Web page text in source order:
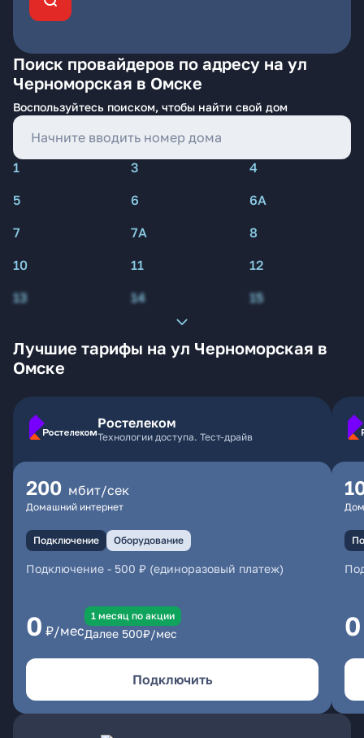
Поиск провайдеров по адресу на ул
Черноморская в Омске
Воспользуйтесь поиском, чтобы найти свой дом
1 3
4
5
6
6А
7
7А
8
10
11
12
13
14 15
Лучшие тарифы на ул Черноморская в
Омске
Ростелеком
Технологии доступа. Тест-драйв
200 мбит/сек
Домашний интернет
Подключение Оборудование
Подключение - 500 ₽ (единоразовый платеж)
0 ₽/мес
1 месяц по акции
Далее 500₽/мес
Подключить
0